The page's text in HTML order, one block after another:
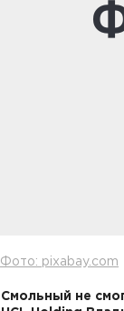
Фото: pixabay.com
Смольный не